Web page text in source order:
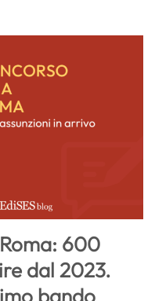
600
dal 2023.
bando